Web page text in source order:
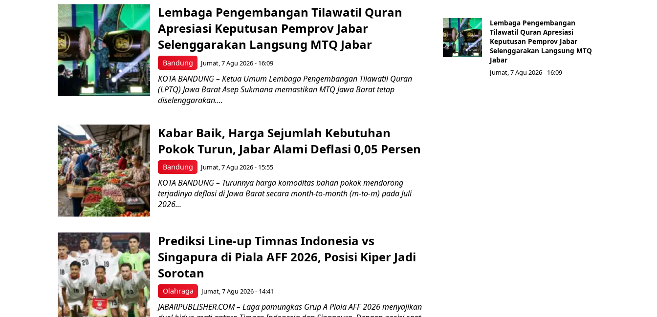
Bandung
Lembaga Pengembangan Tilawatil Quran
Apresiasi Keputusan Pemprov Jabar
Selenggarakan Langsung MTQ Jabar
Jumat, 7 Agu 2026 - 16:09
KOTA BANDUNG – Ketua Umum Lembaga Pengembangan Tilawatil Quran
(LPTQ) Jawa Barat Asep Sukmana memastikan MTQ Jawa Barat tetap
diselenggarakan....
Bandung
Kabar Baik, Harga Sejumlah Kebutuhan
Pokok Turun, Jabar Alami Deflasi 0,05 Persen
Jumat, 7 Agu 2026 - 15:55
KOTA BANDUNG – Turunnya harga komoditas bahan pokok mendorong
terjadinya deflasi di Jawa Barat secara month-to-month (m-to-m) pada Juli
2026...
Olahraga
Prediksi Line-up Timnas Indonesia vs
Singapura di Piala AFF 2026, Posisi Kiper Jadi
Sorotan
Jumat, 7 Agu 2026 - 14:41
JABARPUBLISHER.COM – Laga pamungkas Grup A Piala AFF 2026 menyajikan
Lembaga Pengembangan
Tilawatil Quran Apresiasi
Keputusan Pemprov Jabar
Selenggarakan Langsung MTQ
Jabar
Jumat, 7 Agu 2026 - 16:09